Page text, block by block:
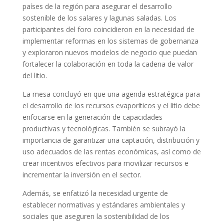
países de la región para asegurar el desarrollo
sostenible de los salares y lagunas saladas. Los
participantes del foro coincidieron en la necesidad de
implementar reformas en los sistemas de gobernanza
y exploraron nuevos modelos de negocio que puedan
fortalecer la colaboración en toda la cadena de valor
del litio.
La mesa concluyó en que una agenda estratégica para
el desarrollo de los recursos evaporíticos y el litio debe
enfocarse en la generación de capacidades
productivas y tecnológicas. También se subrayó la
importancia de garantizar una captación, distribución y
uso adecuados de las rentas económicas, así como de
crear incentivos efectivos para movilizar recursos e
incrementar la inversión en el sector.
Además, se enfatizó la necesidad urgente de
establecer normativas y estándares ambientales y
sociales que aseguren la sostenibilidad de los